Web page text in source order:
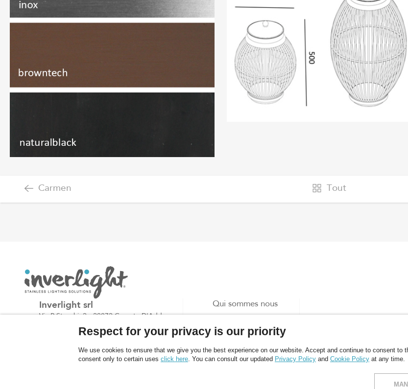
Carmen Tout
Inverlight srl
Via P.Stucchi, 2 - 20872 Cornate D'Adda -
tel: +39.039.6060754
fax: +39.039.6887843
Qui sommes nous
Blog
Contacts
Respect for your privacy is our priority
We use cookies to ensure that we give you the best experience on our website. Accept and continue to consent
consent only to certain uses click here. You can consult our updated Privacy Policy and Cookie Policy at any time.